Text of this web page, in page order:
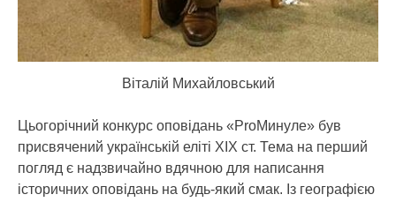
Віталій Михайловський
Цьогорічний конкурс оповідань «ProМинуле» був
присвячений українській еліті XIX ст. Тема на перший
погляд є надзвичайно вдячною для написання
історичних оповідань на будь-який смак. Із географією